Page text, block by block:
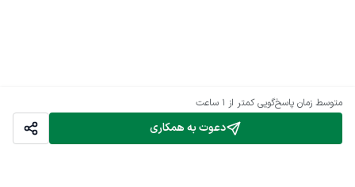
دعوت به همکاری
متوسط زمان پاسخ‌گویی کمتر از 1 ساعت